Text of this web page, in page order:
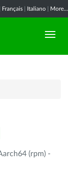
Français Italiano More...
(rpm) -